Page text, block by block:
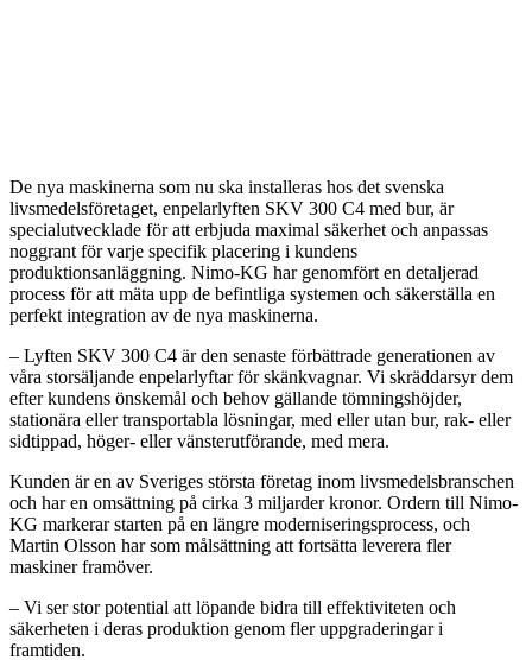
De nya maskinerna som nu ska installeras hos det svenska
livsmedelsföretaget, enpelarlyften SKV 300 C4 med bur, är
specialutvecklade för att erbjuda maximal säkerhet och anpassas
noggrant för varje specifik placering i kundens
produktionsanläggning. Nimo-KG har genomfört en detaljerad
process för att mäta upp de befintliga systemen och säkerställa en
perfekt integration av de nya maskinerna.
– Lyften SKV 300 C4 är den senaste förbättrade generationen av
våra storsäljande enpelarlyftar för skänkvagnar. Vi skräddarsyr dem
efter kundens önskemål och behov gällande tömningshöjder,
stationära eller transportabla lösningar, med eller utan bur, rak- eller
sidtippad, höger- eller vänsterutförande, med mera.
Kunden är en av Sveriges största företag inom livsmedelsbranschen
och har en omsättning på cirka 3 miljarder kronor. Ordern till Nimo-
KG markerar starten på en längre moderniseringsprocess, och
Martin Olsson har som målsättning att fortsätta leverera fler
maskiner framöver.
– Vi ser stor potential att löpande bidra till effektiviteten och
säkerheten i deras produktion genom fler uppgraderingar i
framtiden.